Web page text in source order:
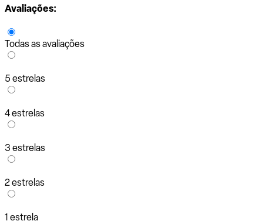
Avaliações:
Todas as avaliações
5 estrelas
4 estrelas
3 estrelas
2 estrelas
1 estrela